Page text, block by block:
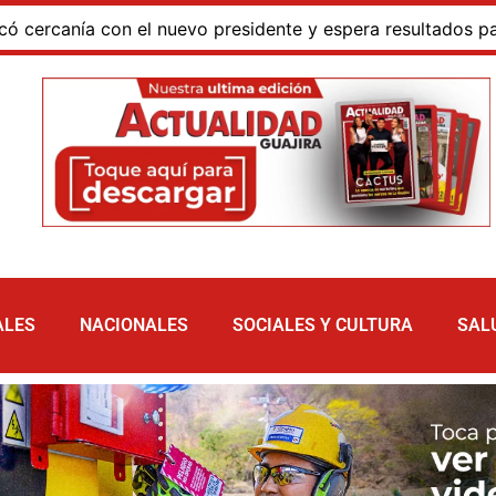
y espera resultados para La Guajira La
NACIONALES SOCIALES Y CULTURA